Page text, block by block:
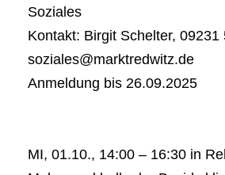
Soziales
Kontakt: Birgit Schelter, 09231
soziales@marktredwitz.de
Anmeldung bis 26.09.2025
MI, 01.10., 14:00 – 16:30 in